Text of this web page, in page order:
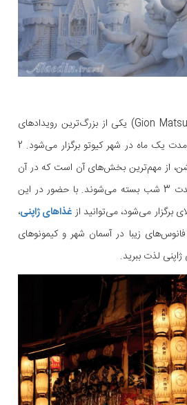
فستیوال گیون ماتسوری (Gion Matsuri) یکی از بزرگ‌ترین رویدادهای
سالانه در ژاپن است که به مدت یک ماه در شهر کیوتو برگزار می‌شود. 2
از مهم‌ترین بخش‌های آن است که در آن
خیابان‌های جنوب شهر به مدت 3 شب بسته می‌شوند. با حضور در این
برگزار می‌شود، می‌توانید از غذاهای ژاپنی،
زیبا در آسمان شهر و کیمونوهای
لذت ببرید.